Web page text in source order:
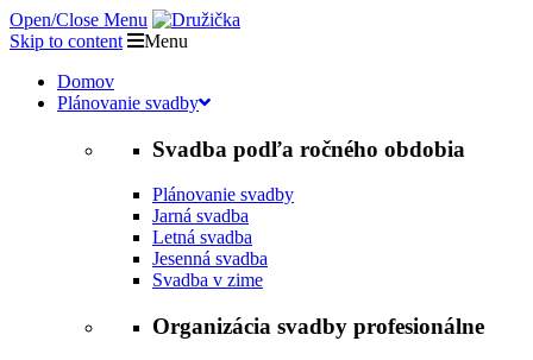
Open/Close Menu
Skip to content
Menu
Domov
Plánovanie svadby
Svadba podľa ročného obdobia
Plánovanie svadby
Jarná svadba
Letná svadba
Jesenná svadba
Svadba v zime
Organizácia svadby profesionálne